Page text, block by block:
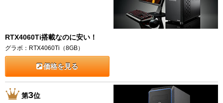
RTX4060Ti搭載なのに安い！
グラボ：RTX4060Ti（8GB）
価格を見る
第3位